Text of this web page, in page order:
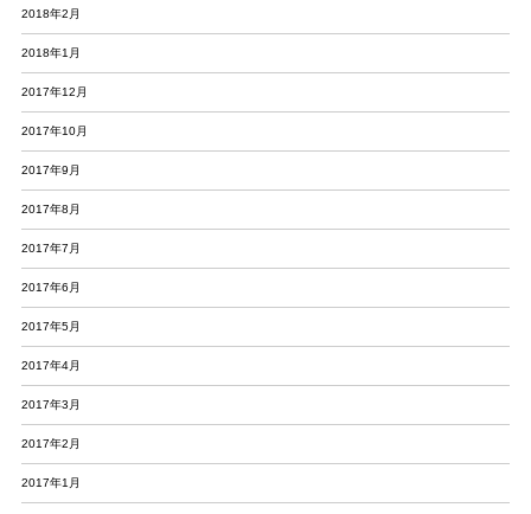
2018年2月
2018年1月
2017年12月
2017年10月
2017年9月
2017年8月
2017年7月
2017年6月
2017年5月
2017年4月
2017年3月
2017年2月
2017年1月